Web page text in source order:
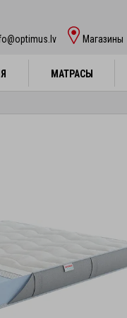
Mагазины
МАТРАСЫ
МАТРАСЫ